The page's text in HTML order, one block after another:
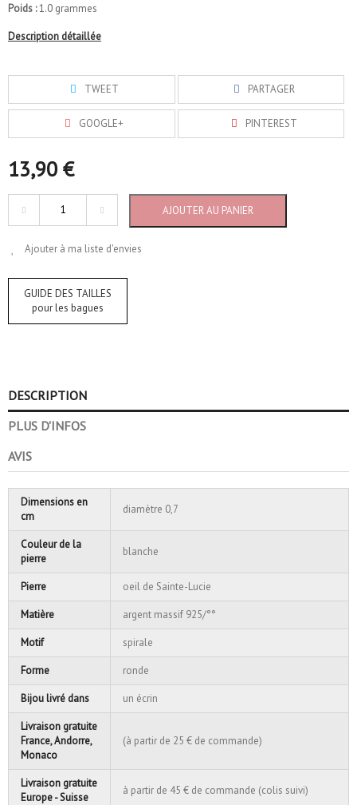
Poids :1.0 grammes
Description détaillée
TWEET PARTAGER
GOOGLE+ PINTEREST
13,90 €
AJOUTER AU PANIER
Ajouter à ma liste d'envies
GUIDE DES TAILLES
pour les bagues
DESCRIPTION
PLUS D'INFOS
AVIS
Dimensions en
cm
diamètre 0,7
Couleur de la
pierre
blanche
Pierre oeil de Sainte-Lucie
Matière argent massif 925/°°
Motif spirale
Forme ronde
Bijou livré dans un écrin
Livraison gratuite
France, Andorre,
Monaco
(à partir de 25 € de commande)
Livraison gratuite
Europe - Suisse
à partir de 45 € de commande (colis suivi)